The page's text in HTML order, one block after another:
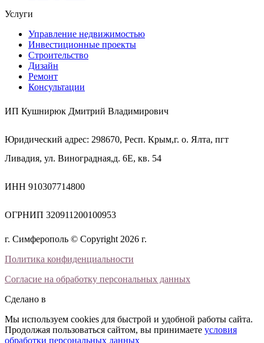
Услуги
Управление недвижимостью
Инвестиционные проекты
Строительство
Дизайн
Ремонт
Консультации
ИП Кушнирюк Дмитрий Владимирович
Юридический адрес: 298670, Респ. Крым,г. о. Ялта, пгт
Ливадия, ул. Виноградная,д. 6Е, кв. 54
ИНН 910307714800
ОГРНИП 320911200100953
г. Симферополь © Copyright 2026 г.
Политика конфиденциальности
Согласие на обработку персональных данных
Сделано в
Мы используем cookies для быстрой и удобной работы сайта.
Продолжая пользоваться сайтом, вы принимаете условия
обработки персональных данных